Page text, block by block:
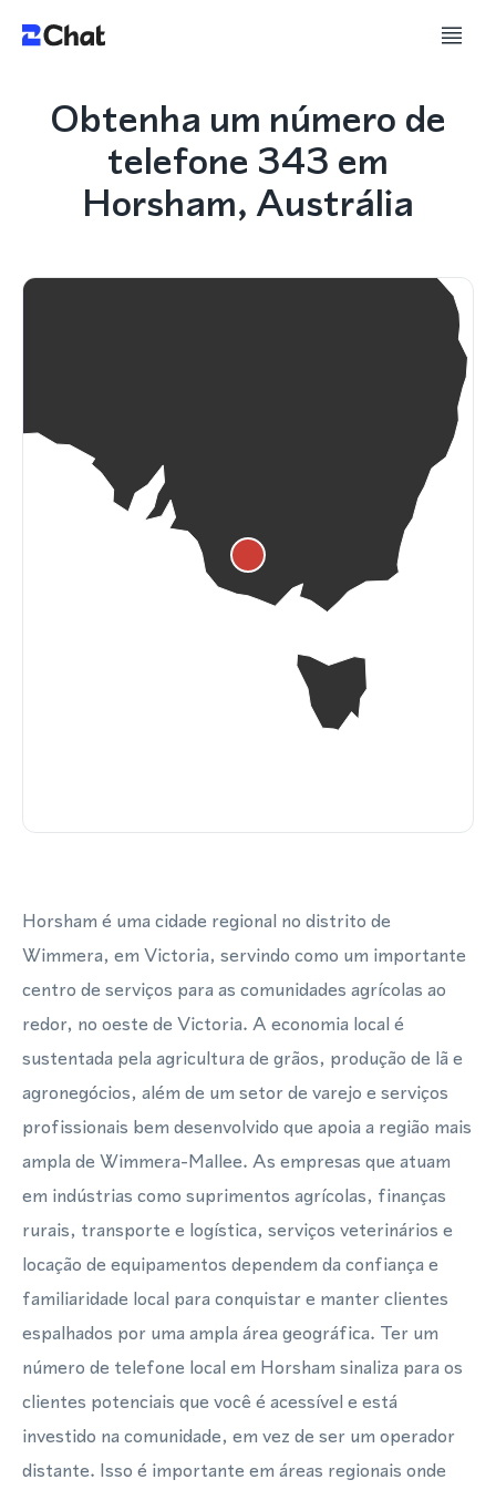
Obtenha um número de
telefone 343 em
Horsham, Austrália
Horsham é uma cidade regional no distrito de
Wimmera, em Victoria, servindo como um importante
centro de serviços para as comunidades agrícolas ao
redor, no oeste de Victoria. A economia local é
sustentada pela agricultura de grãos, produção de lã e
agronegócios, além de um setor de varejo e serviços
profissionais bem desenvolvido que apoia a região mais
ampla de Wimmera-Mallee. As empresas que atuam
em indústrias como suprimentos agrícolas, finanças
rurais, transporte e logística, serviços veterinários e
locação de equipamentos dependem da confiança e
familiaridade local para conquistar e manter clientes
espalhados por uma ampla área geográfica. Ter um
número de telefone local em Horsham sinaliza para os
clientes potenciais que você é acessível e está
investido na comunidade, em vez de ser um operador
distante. Isso é importante em áreas regionais onde